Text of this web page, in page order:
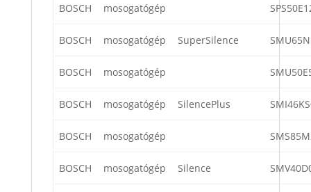
BOSCH mosogatógép
BOSCH mosogatógép SuperSilence
BOSCH mosogatógép
BOSCH mosogatógép SilencePlus
BOSCH mosogatógép
BOSCH mosogatógép Silence